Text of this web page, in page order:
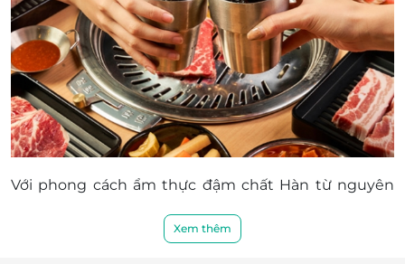
Với phong cách ẩm thực đậm chất Hàn từ nguyên
thịt nướng Hàn K-Pub luôn thu hút nhiều bạn trẻ
Xem thêm